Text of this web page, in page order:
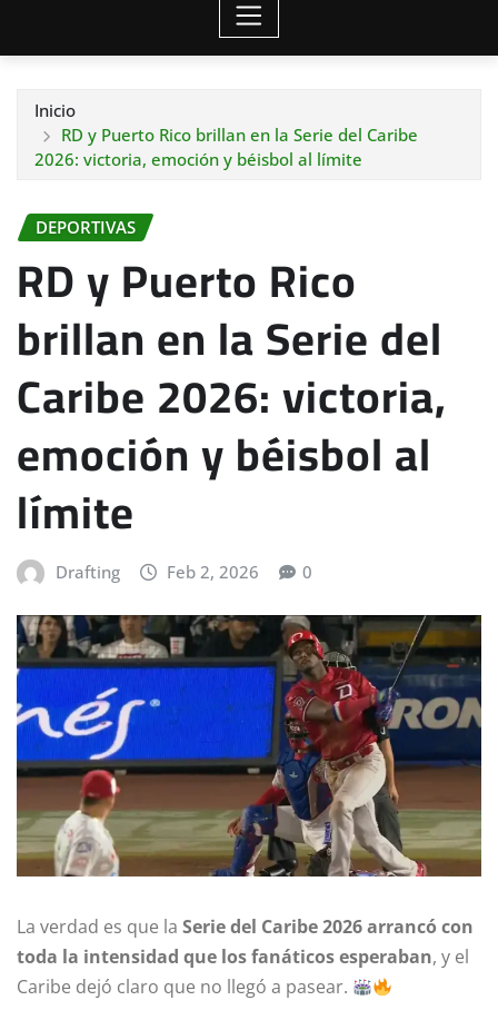
Inicio
RD y Puerto Rico brillan en la Serie del Caribe
2026: victoria, emoción y béisbol al límite
DEPORTIVAS
RD y Puerto Rico
brillan en la Serie del
Caribe 2026: victoria,
emoción y béisbol al
límite
Drafting Feb 2, 2026 0
La verdad es que la Serie del Caribe 2026 arrancó con
toda la intensidad que los fanáticos esperaban, y el
Caribe dejó claro que no llegó a pasear.